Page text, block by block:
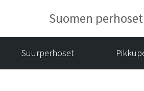
Suomen perhoset
Suurperhoset